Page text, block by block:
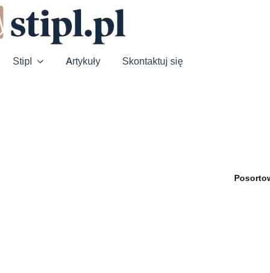
Stipl Artykuły Skontaktuj się